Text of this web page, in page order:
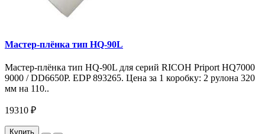
Мастер-плёнка тип HQ-90L
Мастер-плёнка тип HQ-90L для серий RICOH Priport HQ7000
9000 / DD6650P. EDP 893265. Цена за 1 коробку: 2 рулона 320
мм на 110..
19310 ₽
Купить